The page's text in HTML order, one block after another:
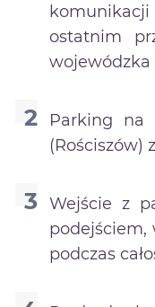
ostatnim
wojewódzka
Parking na
(Rościszów)
Wejście z
podczas